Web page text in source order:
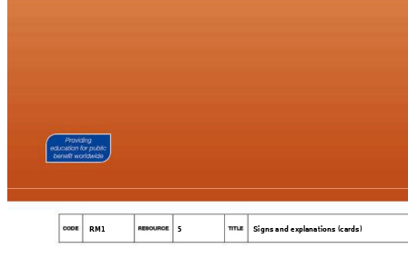
RM1 5 Signs and explanations (cards)